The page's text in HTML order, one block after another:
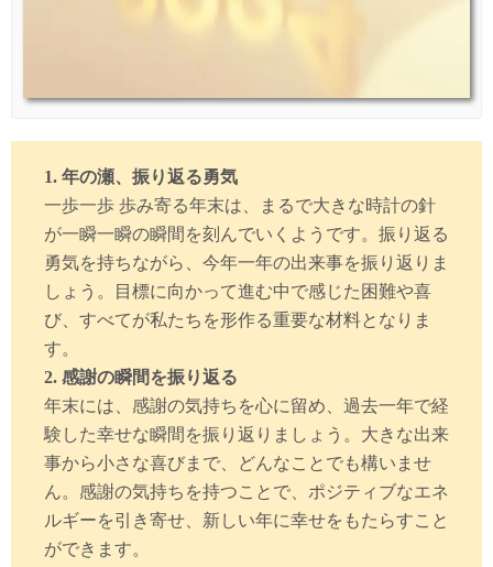
1. 年の瀬、振り返る勇気
一歩一歩 歩み寄る年末は、まるで大きな時計の針
が一瞬一瞬の瞬間を刻んでいくようです。振り返る
勇気を持ちながら、今年一年の出来事を振り返りま
しょう。目標に向かって進む中で感じた困難や喜
び、すべてが私たちを形作る重要な材料となりま
す。
2. 感謝の瞬間を振り返る
年末には、感謝の気持ちを心に留め、過去一年で経
験した幸せな瞬間を振り返りましょう。大きな出来
事から小さな喜びまで、どんなことでも構いませ
ん。感謝の気持ちを持つことで、ポジティブなエネ
ルギーを引き寄せ、新しい年に幸せをもたらすこと
ができます。